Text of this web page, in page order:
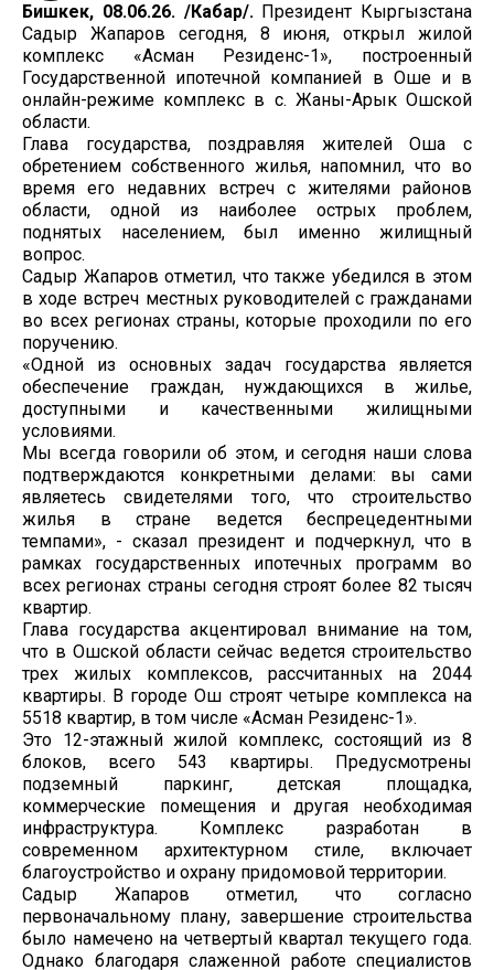
Бишкек, 08.06.26. /Кабар/. Президент Кыргызстана
Садыр Жапаров сегодня, 8 июня, открыл жилой
комплекс «Асман Резиденс-1», построенный
Государственной ипотечной компанией в Оше и в
онлайн-режиме комплекс в с. Жаны-Арык Ошской
области.
Глава государства, поздравляя жителей Оша с
обретением собственного жилья, напомнил, что во
время его недавних встреч с жителями районов
области, одной из наиболее острых проблем,
поднятых населением, был именно жилищный
вопрос.
Садыр Жапаров отметил, что также убедился в этом
в ходе встреч местных руководителей с гражданами
во всех регионах страны, которые проходили по его
поручению.
«Одной из основных задач государства является
обеспечение граждан, нуждающихся в жилье,
доступными и качественными жилищными
условиями.
Мы всегда говорили об этом, и сегодня наши слова
подтверждаются конкретными делами: вы сами
являетесь свидетелями того, что строительство
жилья в стране ведется беспрецедентными
темпами», - сказал президент и подчеркнул, что в
рамках государственных ипотечных программ во
всех регионах страны сегодня строят более 82 тысяч
квартир.
Глава государства акцентировал внимание на том,
что в Ошской области сейчас ведется строительство
трех жилых комплексов, рассчитанных на 2044
квартиры. В городе Ош строят четыре комплекса на
5518 квартир, в том числе «Асман Резиденс-1».
Это 12-этажный жилой комплекс, состоящий из 8
блоков, всего 543 квартиры. Предусмотрены
подземный паркинг, детская площадка,
коммерческие помещения и другая необходимая
инфраструктура. Комплекс разработан в
современном архитектурном стиле, включает
благоустройство и охрану придомовой территории.
Садыр Жапаров отметил, что согласно
первоначальному плану, завершение строительства
было намечено на четвертый квартал текущего года.
Однако благодаря слаженной работе специалистов